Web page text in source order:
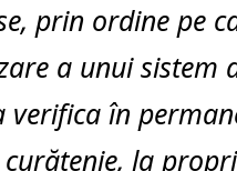
prin ordine pe
a unui sistem
verifica în
la